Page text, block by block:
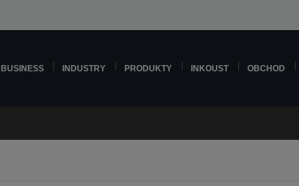
BUSINESS INDUSTRY PRODUKTY INKOUST OBCHOD